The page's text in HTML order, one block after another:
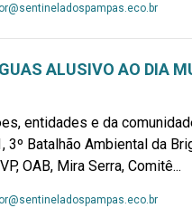
Leia
ALUSIVO AO DIA
entidades e da
3º Batalhão Ambiental da
OAB, Mira Serra, Comitê...
Leia